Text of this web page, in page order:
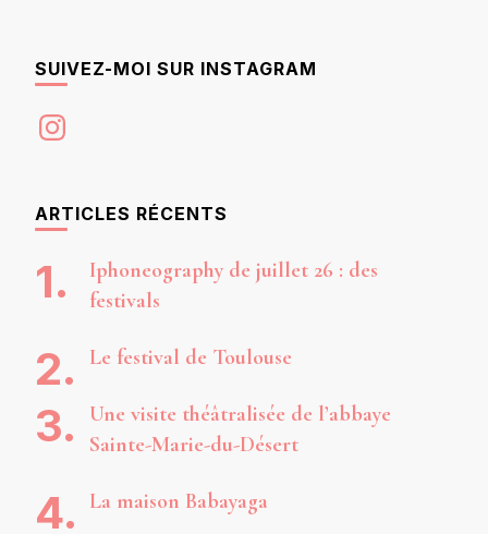
SUIVEZ-MOI SUR INSTAGRAM
Instagram
ARTICLES RÉCENTS
Iphoneography de juillet 26 : des
festivals
Le festival de Toulouse
Une visite théâtralisée de l’abbaye
Sainte-Marie-du-Désert
La maison Babayaga